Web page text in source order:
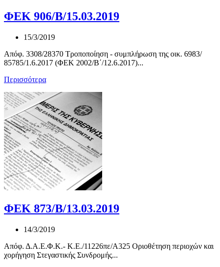
ΦΕΚ 906/Β/15.03.2019
15/3/2019
Απόφ. 3308/28370 Τροποποίηση - συμπλήρωση της οικ. 6983/
85785/1.6.2017 (ΦΕΚ 2002/Β΄/12.6.2017)...
Περισσότερα
ΦΕΚ 873/Β/13.03.2019
14/3/2019
Απόφ. Δ.Α.Ε.Φ.Κ.- Κ.Ε./11226πε/Α325 Οριοθέτηση περιοχών και
χορήγηση Στεγαστικής Συνδρομής...